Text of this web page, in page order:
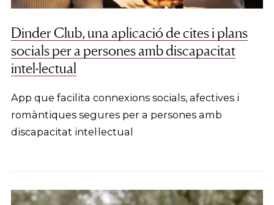
Dinder Club, una aplicació de cites i plans
socials per a persones amb discapacitat
intel·lectual
App que facilita connexions socials, afectives i
romàntiques segures per a persones amb
discapacitat intel·lectual